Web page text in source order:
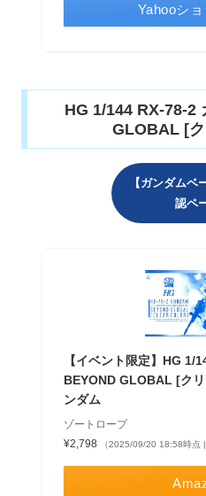
Yahooシ
HG 1/144 RX-78-2
GLOBAL [
【ガンダムベ
認ペ
【イベント限定】HG 1/
BEYOND GLOBAL [ク
ンダム
ゾートロープ
¥2,798
（2025/09/20 18:58時点 |